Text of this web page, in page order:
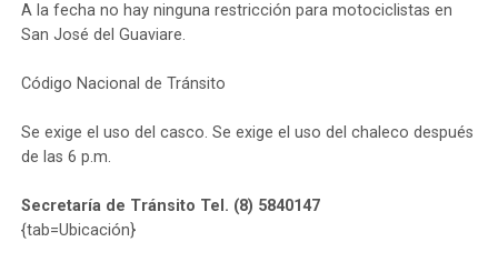
A la fecha no hay ninguna restricción para motociclistas en
San José del Guaviare.
Código Nacional de Tránsito
Se exige el uso del casco. Se exige el uso del chaleco después
de las 6 p.m.
Secretaría de Tránsito Tel. (8) 5840147
{tab=Ubicación}